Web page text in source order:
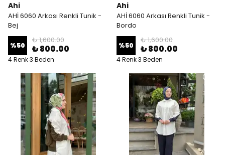
Ahi
AHİ 6060 Arkası Renkli Tunik -
Bej
%50
₺ 1,600.00
₺ 800.00
4 Renk 3 Beden
Ahi
AHİ 6060 Arkası Renkli Tunik -
Bordo
%50
₺ 1,600.00
₺ 800.00
4 Renk 3 Beden